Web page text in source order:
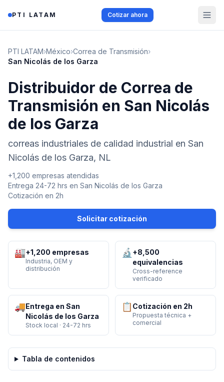
PTI LATAM Cotizar ahora
PTI LATAM›México›Correa de Transmisión›
San Nicolás de los Garza
Distribuidor de Correa de
Transmisión en San Nicolás
de los Garza
correas industriales de calidad industrial en San
Nicolás de los Garza, NL
+1,200 empresas atendidas
Entrega 24-72 hrs en San Nicolás de los Garza
Cotización en 2h
Solicitar cotización
🏭+1,200 empresas
Industria, OEM y
distribución
🔬 +8,500
equivalencias
Cross-reference
verificado
🚚Entrega en San
Nicolás de los Garza
Stock local · 24-72 hrs
📋 Cotización en 2h
Propuesta técnica +
comercial
Tabla de contenidos